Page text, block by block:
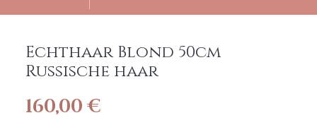
Echthaar Blond 50cm
Russische haar
160,00 €Precio